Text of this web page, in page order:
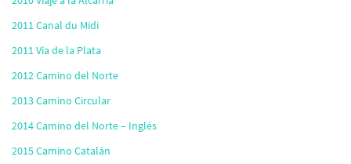
2011 Canal du Midi
2011 Vía de la Plata
2012 Camino del Norte
2013 Camino Circular
2014 Camino del Norte – Inglés
2015 Camino Catalán